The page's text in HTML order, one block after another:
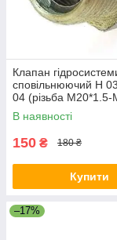
Клапан
сповільнюючий Н
04 (різьба M20*1.5-
ключ 24)
В наявності
150 ₴ 180 ₴
Купити
–17%